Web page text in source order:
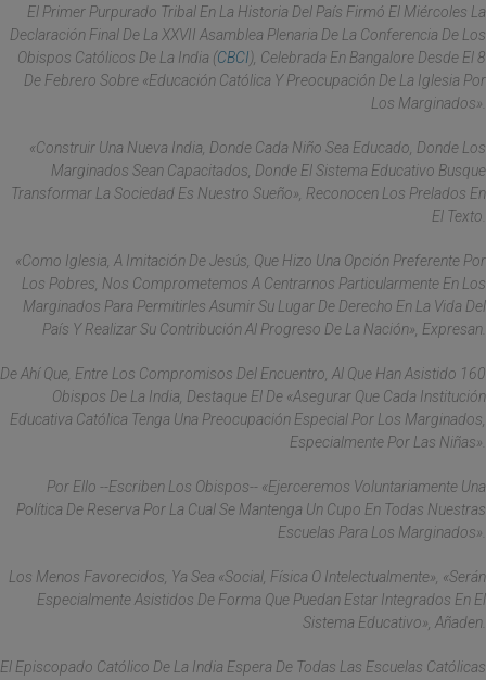
El Primer Purpurado Tribal En La Historia Del País Firmó El Miércoles La
Declaración Final De La XXVII Asamblea Plenaria De La Conferencia De Los
Obispos Católicos De La India (CBCI), Celebrada En Bangalore Desde El 8
De Febrero Sobre «Educación Católica Y Preocupación De La Iglesia Por
Los Marginados».
«Construir Una Nueva India, Donde Cada Niño Sea Educado, Donde Los
Marginados Sean Capacitados, Donde El Sistema Educativo Busque
Transformar La Sociedad Es Nuestro Sueño», Reconocen Los Prelados En
El Texto.
«Como Iglesia, A Imitación De Jesús, Que Hizo Una Opción Preferente Por
Los Pobres, Nos Comprometemos A Centrarnos Particularmente En Los
Marginados Para Permitirles Asumir Su Lugar De Derecho En La Vida Del
País Y Realizar Su Contribución Al Progreso De La Nación», Expresan.
De Ahí Que, Entre Los Compromisos Del Encuentro, Al Que Han Asistido 160
Obispos De La India, Destaque El De «asegurar Que Cada Institución
Educativa Católica Tenga Una Preocupación Especial Por Los Marginados,
Especialmente Por Las Niñas».
Por Ello --Escriben Los Obispos-- «ejerceremos Voluntariamente Una
Política De Reserva Por La Cual Se Mantenga Un Cupo En Todas Nuestras
Escuelas Para Los Marginados».
Los Menos Favorecidos, Ya Sea «social, Física O Intelectualmente», «serán
Especialmente Asistidos De Forma Que Puedan Estar Integrados En El
Sistema Educativo», Añaden.
El Episcopado Católico De La India Espera De Todas Las Escuelas Católicas